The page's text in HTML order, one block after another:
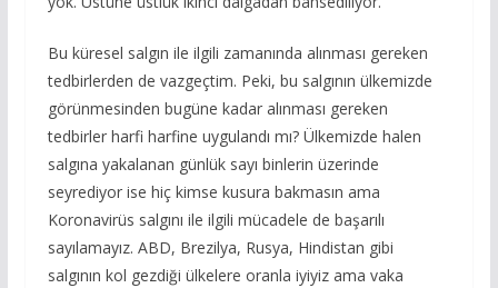
Bu küresel salgın ile ilgili zamanında alınması gereken
tedbirlerden de vazgeçtim. Peki, bu salgının ülkemizde
görünmesinden bugüne kadar alınması gereken
tedbirler harfi harfine uygulandı mı? Ülkemizde halen
salgına yakalanan günlük sayı binlerin üzerinde
seyrediyor ise hiç kimse kusura bakmasın ama
Koronavirüs salgını ile ilgili mücadele de başarılı
sayılamayız. ABD, Brezilya, Rusya, Hindistan gibi
salgının kol gezdiği ülkelere oranla iyiyiz ama vaka